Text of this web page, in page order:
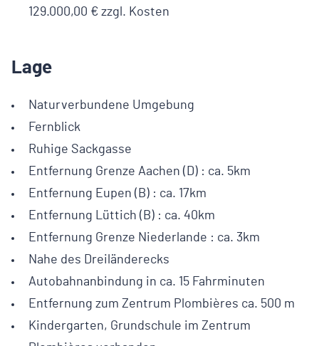
129.000,00 € zzgl. Kosten
Lage
Naturverbundene Umgebung
Fernblick
Ruhige Sackgasse
Entfernung Grenze Aachen (D) : ca. 5km
Entfernung Eupen (B) : ca. 17km
Entfernung Lüttich (B) : ca. 40km
Entfernung Grenze Niederlande : ca. 3km
Nahe des Dreiländerecks
Autobahnanbindung in ca. 15 Fahrminuten
Entfernung zum Zentrum Plombières ca. 500 m
Kindergarten, Grundschule im Zentrum